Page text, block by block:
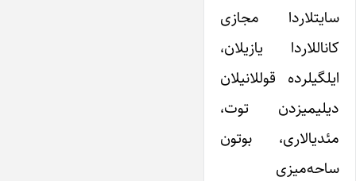
سایتلاردا مجازی
کاناللاردا یازیلان،
ایلگیلرده قوللانیلان
دیلیمیزدن توت،
مئدیالاری، بوتون
ساحه‌میزی